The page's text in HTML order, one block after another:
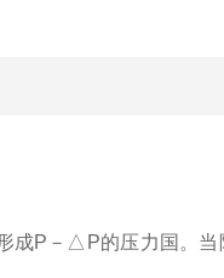
成P－△P的压力国。当